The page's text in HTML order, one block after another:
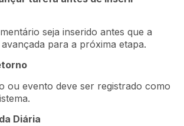
seja inserido antes que a
para a próxima etapa.
ou evento deve ser registrado como
Diária